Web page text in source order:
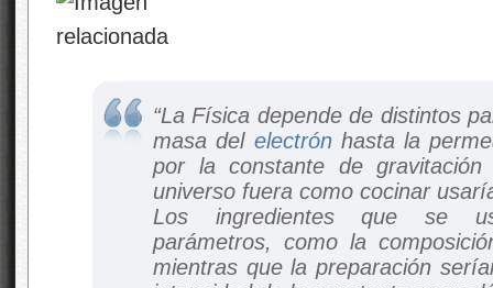
“La Física depende de distintos
masa del electrónhasta la
por la constante de
universo fuera como cocinar
Los ingredientes que se
parámetros, como la
mientras que la preparación